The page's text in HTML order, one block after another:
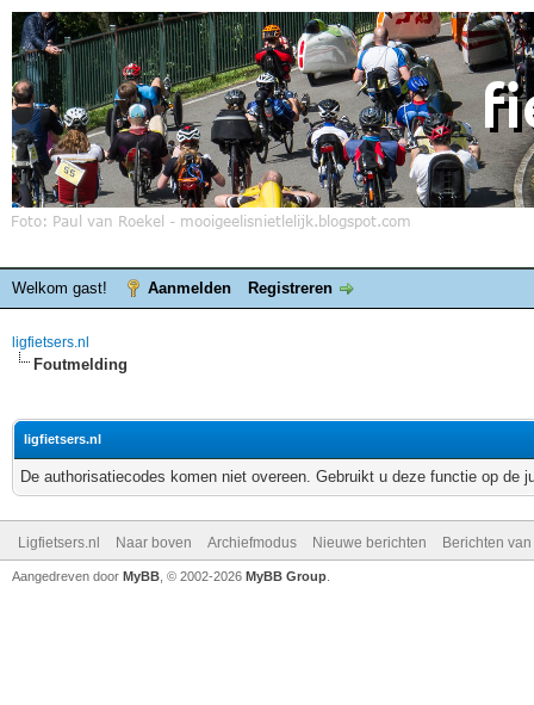
Welkom gast! Aanmelden Registreren
ligfietsers.nl
Foutmelding
ligfietsers.nl
De authorisatiecodes komen niet overeen. Gebruikt u deze functie op de
Ligfietsers.nl Naar boven Archiefmodus Nieuwe berichten Berichten
Aangedreven door MyBB , © 2002-2026 MyBB Group